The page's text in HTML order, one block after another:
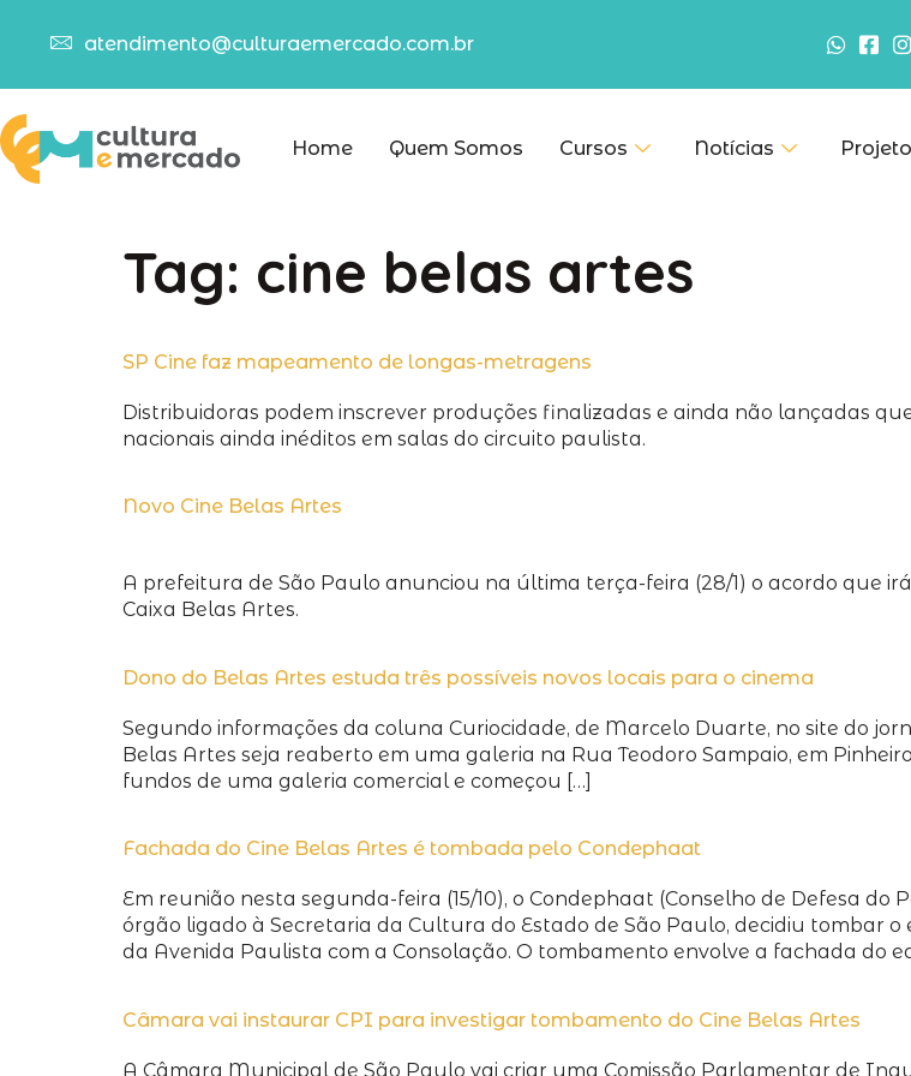
atendimento@culturaemercado.com.br
Home Quem Somos Cursos Notícias
Tag: cine belas artes
SP Cine faz mapeamento de longas-metragens
Distribuidoras podem inscrever produções finalizadas e ainda não lançadas
nacionais ainda inéditos em salas do circuito paulista.
Novo Cine Belas Artes
A prefeitura de São Paulo anunciou na última terça-feira (28/1) o acordo que
Caixa Belas Artes.
Dono do Belas Artes estuda três possíveis novos locais para o cinema
Segundo informações da coluna Curiocidade, de Marcelo Duarte, no site do
Belas Artes seja reaberto em uma galeria na Rua Teodoro Sampaio, em
fundos de uma galeria comercial e começou […]
Fachada do Cine Belas Artes é tombada pelo Condephaat
Em reunião nesta segunda-feira (15/10), o Condephaat (Conselho de Defesa do
órgão ligado à Secretaria da Cultura do Estado de São Paulo, decidiu tombar
da Avenida Paulista com a Consolação. O tombamento envolve a fachada do
Câmara vai instaurar CPI para investigar tombamento do Cine Belas Artes
A Câmara Municipal de São Paulo vai criar uma Comissão Parlamentar de